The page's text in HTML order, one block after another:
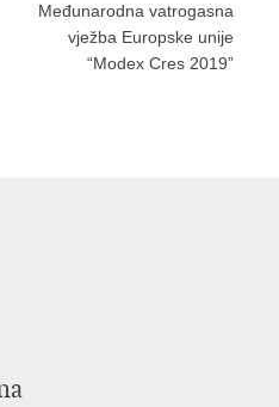
Međunarodna vatrogasna
vježba Europske unije
“Modex Cres 2019”